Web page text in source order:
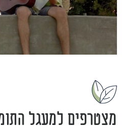
מצטרפים למעגל